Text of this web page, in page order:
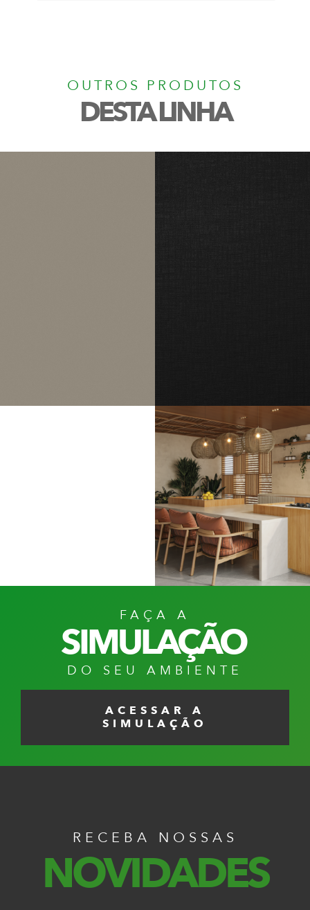
OUTROS PRODUTOS
DESTA LINHA
PRETO
TRAMA
FAÇA A
SIMULAÇÃO
DO SEU AMBIENTE
ACESSAR A
SIMULAÇÃO
RECEBA NOSSAS
NOVIDADES